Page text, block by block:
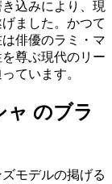
込みにより、現
ました。かつて
俳優のラミ・マ
尊ぶ現代のリー
ています。
ャ のブラ
モデルの掲げる